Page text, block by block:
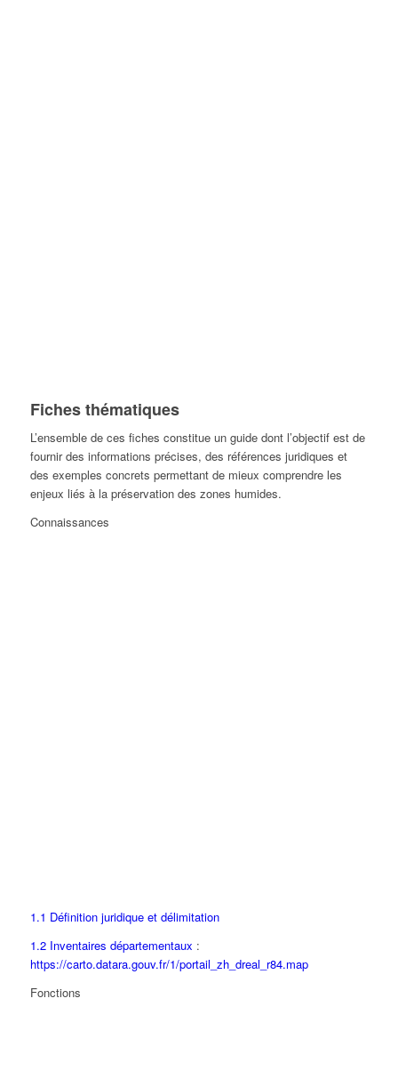
Fiches thématiques
L’ensemble de ces fiches constitue un guide dont l’objectif est de
fournir des informations précises, des références juridiques et
des exemples concrets permettant de mieux comprendre les
enjeux liés à la préservation des zones humides.
Connaissances
1.1 Définition juridique et délimitation
1.2 Inventaires départementaux :
https://carto.datara.gouv.fr/1/portail_zh_dreal_r84.map
Fonctions